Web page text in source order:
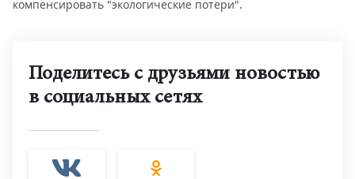
компенсировать "экологические потери".
Поделитесь с друзьями новостью
в социальных сетях